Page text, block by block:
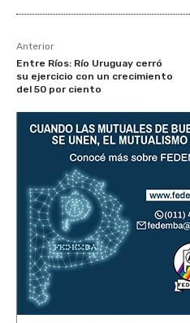
Anterior
Entre Ríos: Río Uruguay cerró
su ejercicio con un crecimiento
del 50 por ciento